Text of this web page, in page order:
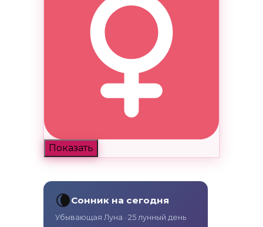
Показать
🌘Сонник на сегодня
Убывающая Луна · 25 лунный день